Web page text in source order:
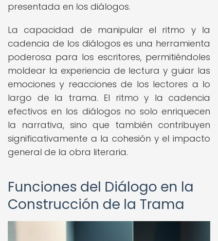
presentada en los diálogos.
La capacidad de manipular el ritmo y la
cadencia de los diálogos es una herramienta
poderosa para los escritores, permitiéndoles
moldear la experiencia de lectura y guiar las
emociones y reacciones de los lectores a lo
largo de la trama. El ritmo y la cadencia
efectivos en los diálogos no solo enriquecen
la narrativa, sino que también contribuyen
significativamente a la cohesión y el impacto
general de la obra literaria.
Funciones del Diálogo en la
Construcción de la Trama